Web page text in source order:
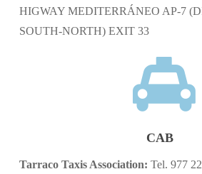
HIGWAY MEDITERRÁNEO AP-7
SOUTH-NORTH) EXIT 33
CAB
Tarraco Taxis Association: Tel. 977